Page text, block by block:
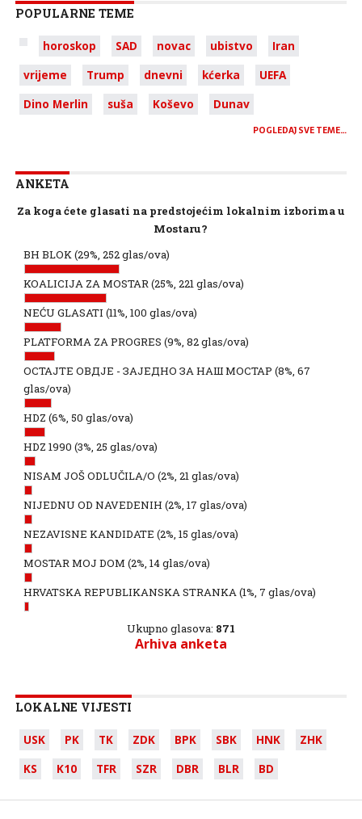
POPULARNE TEME
horoskop SAD novac ubistvo
Iran
vrijeme
Trump dnevni kćerka
UEFA
Dino Merlin
suša Koševo Dunav
POGLEDAJ SVE TEME…
ANKETA
Za koga ćete glasati na predstojećim lokalnim izborima u
Mostaru?
BH BLOK(29%, 252 glas/ova)
KOALICIJA ZA MOSTAR(25%, 221 glas/ova)
NEĆU GLASATI (11%, 100 glas/ova)
PLATFORMA ZA PROGRES (9%, 82 glas/ova)
ОСТАЈТЕ ОВДЈЕ - ЗАЈЕДНО ЗА НАШ МОСТАР (8%, 67
glas/ova)
HDZ (6%, 50 glas/ova)
HDZ 1990 (3%, 25 glas/ova)
NISAM JOŠ ODLUČILA/O (2%, 21 glas/ova)
NIJEDNU OD NAVEDENIH (2%, 17 glas/ova)
NEZAVISNE KANDIDATE (2%, 15 glas/ova)
MOSTAR MOJ DOM (2%, 14 glas/ova)
HRVATSKA REPUBLIKANSKA STRANKA(1%, 7 glas/ova)
Ukupno glasova: 871
Arhiva anketa
LOKALNE VIJESTI
USK PK TK ZDK BPK SBK HNK
ZHK
KS
K10 TFR SZR DBR BLR BD